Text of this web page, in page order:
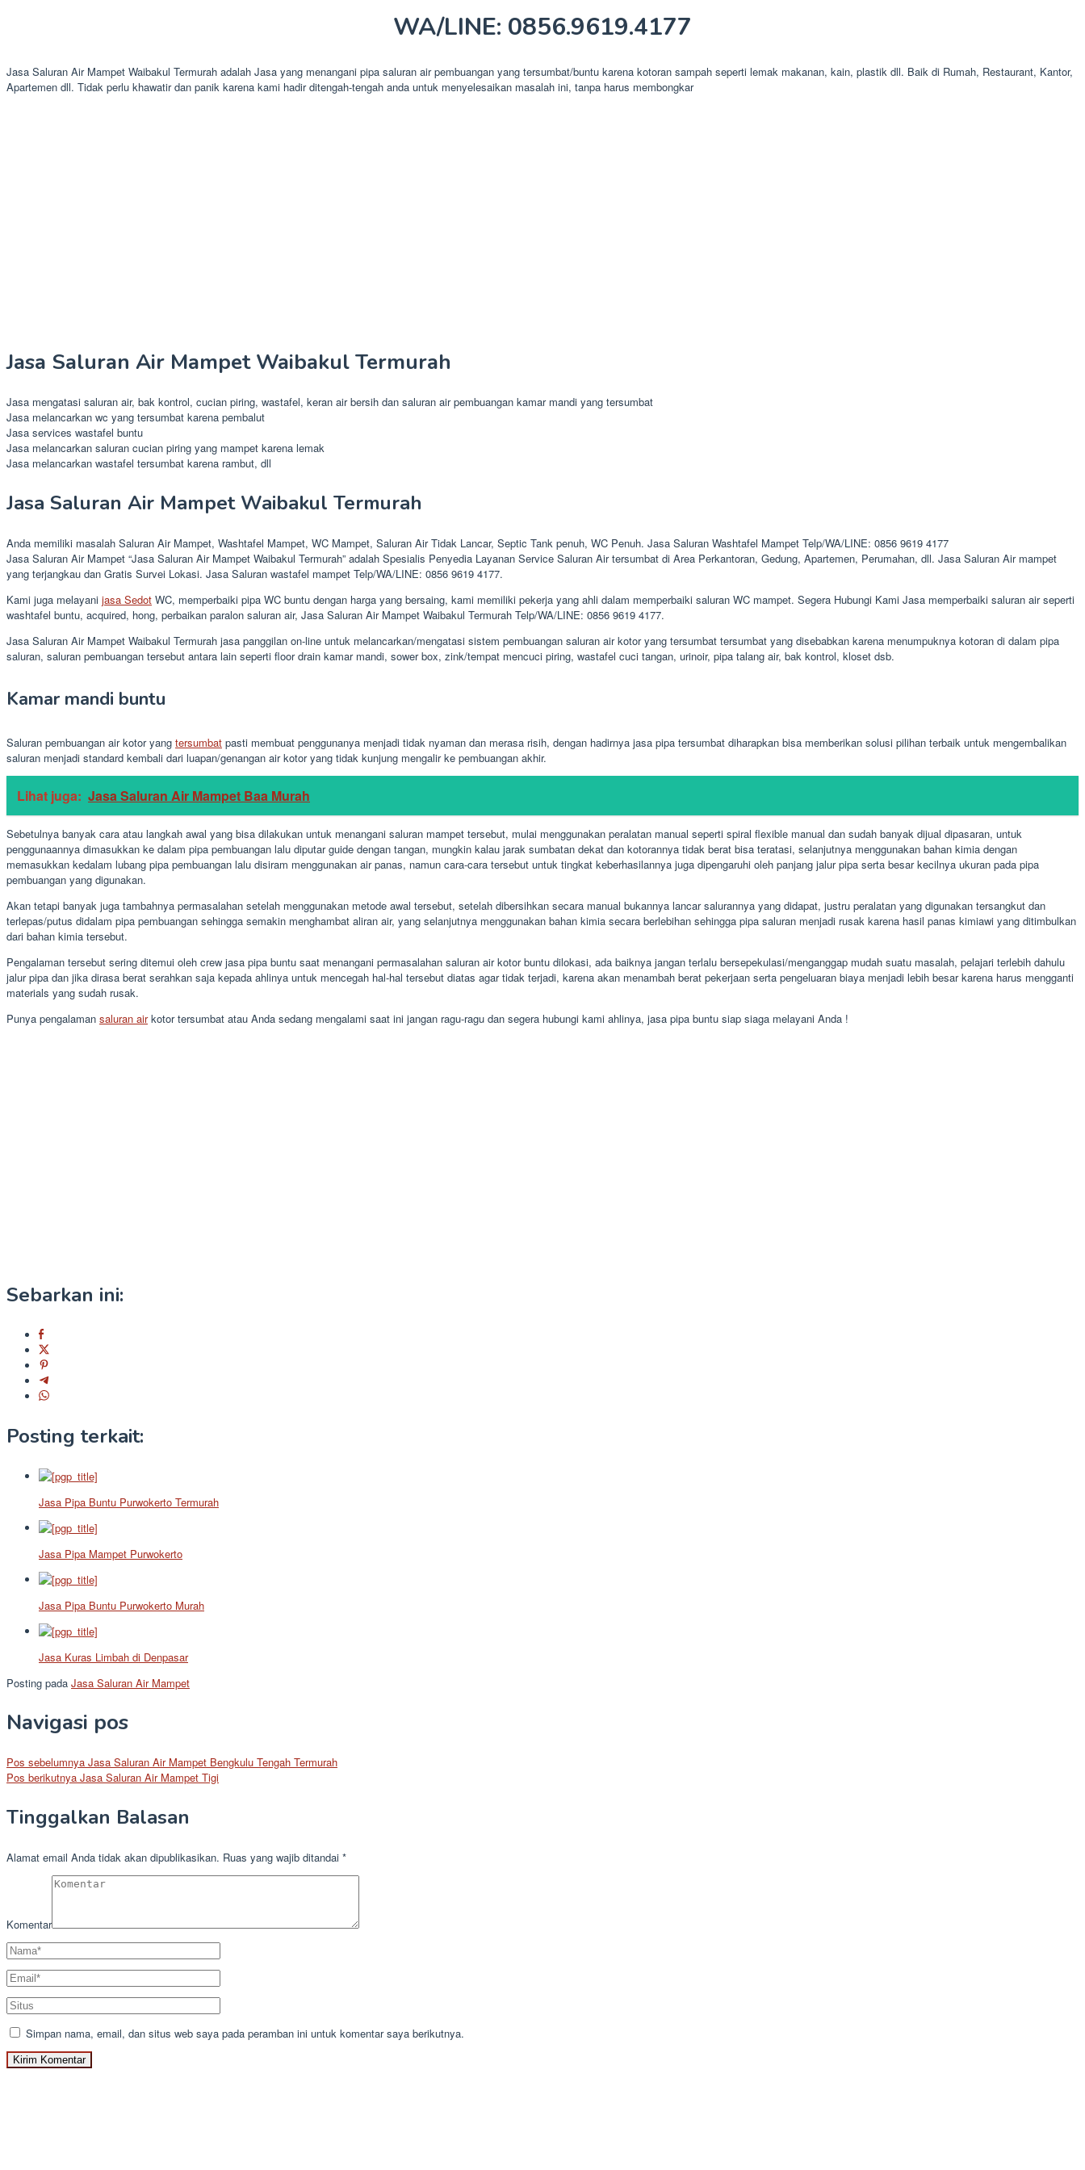
WA/LINE: 0856.9619.4177
Jasa Saluran Air Mampet Waibakul Termurah adalah Jasa yang menangani pipa saluran air pembuangan yang tersumbat/buntu karena kotoran sampah seperti lemak makanan, kain, plastik dll. Baik di Rumah, Restaurant, Kantor,
Apartemen dll. Tidak perlu khawatir dan panik karena kami hadir ditengah-tengah anda untuk menyelesaikan masalah ini, tanpa harus membongkar
Jasa Saluran Air Mampet Waibakul Termurah
Jasa mengatasi saluran air, bak kontrol, cucian piring, wastafel, keran air bersih dan saluran air pembuangan kamar mandi yang tersumbat
Jasa melancarkan wc yang tersumbat karena pembalut
Jasa services wastafel buntu
Jasa melancarkan saluran cucian piring yang mampet karena lemak
Jasa melancarkan wastafel tersumbat karena rambut, dll
Jasa Saluran Air Mampet Waibakul Termurah
Anda memiliki masalah Saluran Air Mampet, Washtafel Mampet, WC Mampet, Saluran Air Tidak Lancar, Septic Tank penuh, WC Penuh. Jasa Saluran Washtafel Mampet Telp/WA/LINE: 0856 9619 4177
Jasa Saluran Air Mampet “Jasa Saluran Air Mampet Waibakul Termurah” adalah Spesialis Penyedia Layanan Service Saluran Air tersumbat di Area Perkantoran, Gedung, Apartemen, Perumahan, dll. Jasa Saluran Air mampet
yang terjangkau dan Gratis Survei Lokasi. Jasa Saluran wastafel mampet Telp/WA/LINE: 0856 9619 4177.
Kami juga melayani jasa Sedot WC, memperbaiki pipa WC buntu dengan harga yang bersaing, kami memiliki pekerja yang ahli dalam memperbaiki saluran WC mampet. Segera Hubungi Kami Jasa memperbaiki saluran air seperti
washtafel buntu, acquired, hong, perbaikan paralon saluran air, Jasa Saluran Air Mampet Waibakul Termurah Telp/WA/LINE: 0856 9619 4177.
Jasa Saluran Air Mampet Waibakul Termurah jasa panggilan on-line untuk melancarkan/mengatasi sistem pembuangan saluran air kotor yang tersumbat tersumbat yang disebabkan karena menumpuknya kotoran di dalam pipa
saluran, saluran pembuangan tersebut antara lain seperti floor drain kamar mandi, sower box, zink/tempat mencuci piring, wastafel cuci tangan, urinoir, pipa talang air, bak kontrol, kloset dsb.
Kamar mandi buntu
Saluran pembuangan air kotor yang tersumbat pasti membuat penggunanya menjadi tidak nyaman dan merasa risih, dengan hadirnya jasa pipa tersumbat diharapkan bisa memberikan solusi pilihan terbaik untuk mengembalikan
saluran menjadi standard kembali dari luapan/genangan air kotor yang tidak kunjung mengalir ke pembuangan akhir.
Lihat juga: Jasa Saluran Air Mampet Baa Murah
Sebetulnya banyak cara atau langkah awal yang bisa dilakukan untuk menangani saluran mampet tersebut, mulai menggunakan peralatan manual seperti spiral flexible manual dan sudah banyak dijual dipasaran, untuk
penggunaannya dimasukkan ke dalam pipa pembuangan lalu diputar guide dengan tangan, mungkin kalau jarak sumbatan dekat dan kotorannya tidak berat bisa teratasi, selanjutnya menggunakan bahan kimia dengan
memasukkan kedalam lubang pipa pembuangan lalu disiram menggunakan air panas, namun cara-cara tersebut untuk tingkat keberhasilannya juga dipengaruhi oleh panjang jalur pipa serta besar kecilnya ukuran pada pipa
pembuangan yang digunakan.
Akan tetapi banyak juga tambahnya permasalahan setelah menggunakan metode awal tersebut, setelah dibersihkan secara manual bukannya lancar salurannya yang didapat, justru peralatan yang digunakan tersangkut dan
terlepas/putus didalam pipa pembuangan sehingga semakin menghambat aliran air, yang selanjutnya menggunakan bahan kimia secara berlebihan sehingga pipa saluran menjadi rusak karena hasil panas kimiawi yang ditimbulkan
dari bahan kimia tersebut.
Pengalaman tersebut sering ditemui oleh crew jasa pipa buntu saat menangani permasalahan saluran air kotor buntu dilokasi, ada baiknya jangan terlalu bersepekulasi/menganggap mudah suatu masalah, pelajari terlebih dahulu
jalur pipa dan jika dirasa berat serahkan saja kepada ahlinya untuk mencegah hal-hal tersebut diatas agar tidak terjadi, karena akan menambah berat pekerjaan serta pengeluaran biaya menjadi lebih besar karena harus mengganti
materials yang sudah rusak.
Punya pengalaman saluran airkotor tersumbat atau Anda sedang mengalami saat ini jangan ragu-ragu dan segera hubungi kami ahlinya, jasa pipa buntu siap siaga melayani Anda !
Sebarkan ini:
Posting terkait:
Jasa Pipa Buntu Purwokerto Termurah
Jasa Pipa Mampet Purwokerto
Jasa Pipa Buntu Purwokerto Murah
Jasa Kuras Limbah di Denpasar
Posting pada Jasa Saluran Air Mampet
Navigasi pos
Pos sebelumnya Jasa Saluran Air Mampet Bengkulu Tengah Termurah
Pos berikutnya Jasa Saluran Air Mampet Tigi
Tinggalkan Balasan
Alamat email Anda tidak akan dipublikasikan. Ruas yang wajib ditandai *
Komentar
Simpan nama, email, dan situs web saya pada peramban ini untuk komentar saya berikutnya.